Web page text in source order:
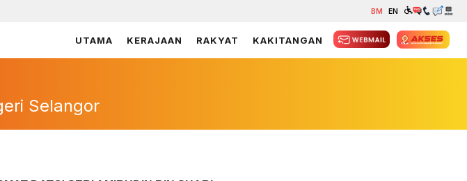
BM EN
UTAMA KERAJAAN RAKYAT KAKITANGAN
Selangor